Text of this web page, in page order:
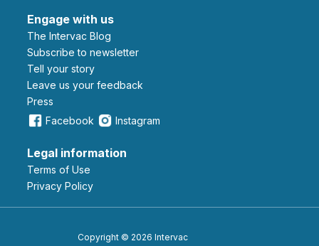
Engage with us
The Intervac Blog
Subscribe to newsletter
Tell your story
leave us your feedback
Press
Facebook
Instagram
Legal information
Terms of Use
Privacy Policy
Copyright © 2026 Intervac